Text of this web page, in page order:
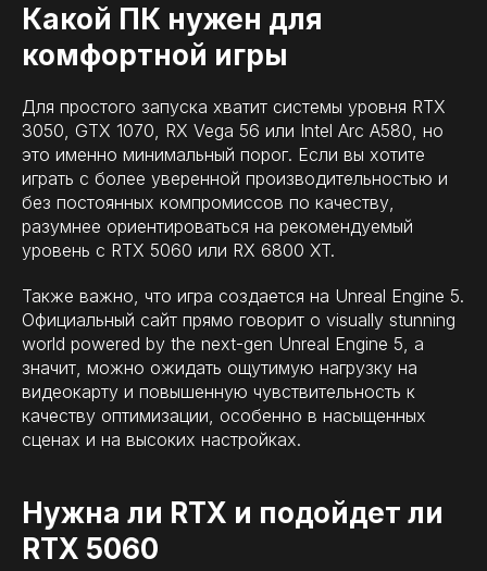
Какой ПК нужен для
комфортной игры
Для простого запуска хватит системы уровня RTX
3050, GTX 1070, RX Vega 56 или Intel Arc A580, но
это именно минимальный порог. Если вы хотите
играть с более уверенной производительностью и
без постоянных компромиссов по качеству,
разумнее ориентироваться на рекомендуемый
уровень с RTX 5060 или RX 6800 XT.
Также важно, что игра создается на Unreal Engine 5.
Официальный сайт прямо говорит о visually stunning
world powered by the next-gen Unreal Engine 5, а
значит, можно ожидать ощутимую нагрузку на
видеокарту и повышенную чувствительность к
качеству оптимизации, особенно в насыщенных
сценах и на высоких настройках.
Нужна ли RTX и подойдет ли
RTX 5060